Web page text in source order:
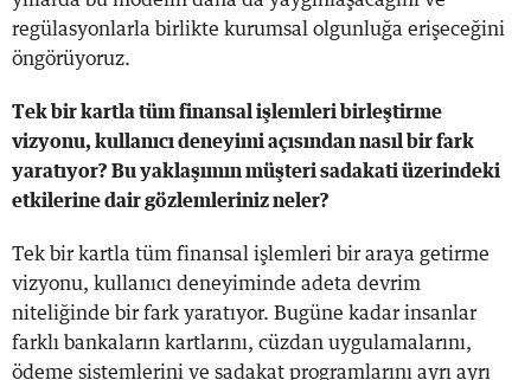
regülasyonlarla birlikte kurumsal olgunluğa erişeceğini
öngörüyoruz.
Tek bir kartla tüm finansal işlemleri birleştirme
vizyonu, kullanıcı deneyimi açısından nasıl bir fark
yaratıyor? Bu yaklaşımın müşteri sadakati üzerindeki
etkilerine dair gözlemleriniz neler?
Tek bir kartla tüm finansal işlemleri bir araya getirme
vizyonu, kullanıcı deneyiminde adeta devrim
niteliğinde bir fark yaratıyor. Bugüne kadar insanlar
farklı bankaların kartlarını, cüzdan uygulamalarını,
ödeme sistemlerini ve sadakat programlarını ayrı ayrı